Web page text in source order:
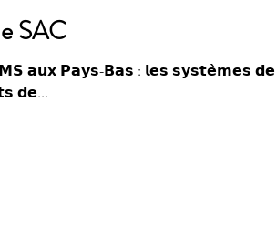
SAC
𝗮𝘂𝘅 𝗣𝗮𝘆𝘀-𝗕𝗮𝘀 : 𝗹𝗲𝘀 𝘀𝘆𝘀𝘁𝗲̀𝗺𝗲𝘀
𝗱𝗲...